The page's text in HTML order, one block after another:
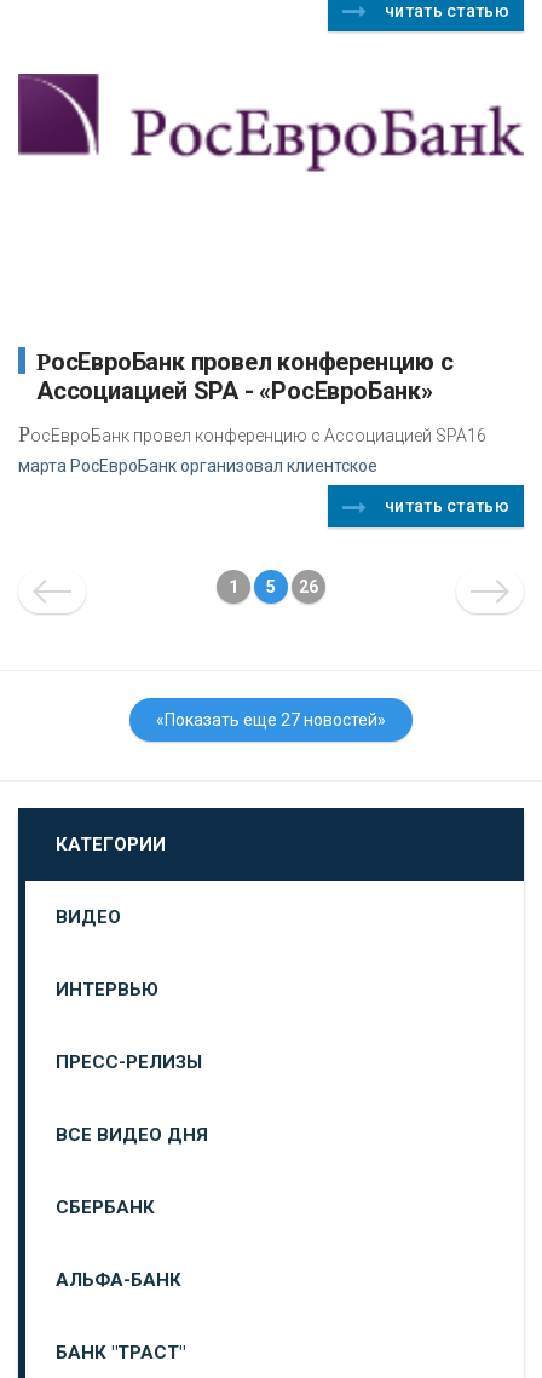
читать статью
РосЕвроБанк провел конференцию с
Ассоциацией SPA - «РосЕвроБанк»
РосЕвроБанк провел конференцию с Ассоциацией SPA16
марта РосЕвроБанк организовал клиентское
читать статью
1 5 26
«Показать еще 27 новостей»
КАТЕГОРИИ
ВИДЕО
ИНТЕРВЬЮ
ПРЕСС-РЕЛИЗЫ
ВСЕ ВИДЕО ДНЯ
СБЕРБАНК
АЛЬФА-БАНК
БАНК "ТРАСТ"